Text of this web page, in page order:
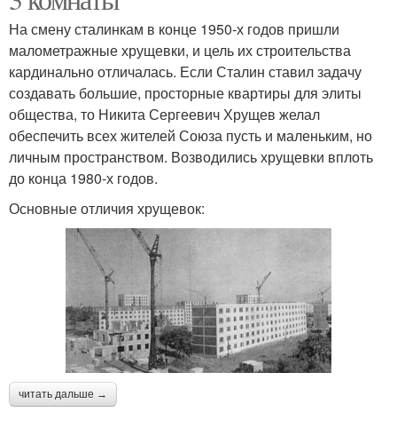
На смену сталинкам в конце 1950-х годов пришли
малометражные хрущевки, и цель их строительства
кардинально отличалась. Если Сталин ставил задачу
создавать большие, просторные квартиры для элиты
общества, то Никита Сергеевич Хрущев желал
обеспечить всех жителей Союза пусть и маленьким, но
личным пространством. Возводились хрущевки вплоть
до конца 1980-х годов.
Основные отличия хрущевок:
читать дальше →